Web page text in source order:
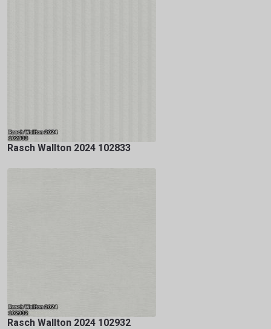
Rasch Wallton 2024 102833
Rasch Wallton 2024 102932